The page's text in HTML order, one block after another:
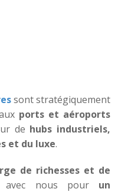
sont stratégiquement
ports et aéroports
de hubs industriels,
et du luxe.
de richesses et de
avec nous pour un